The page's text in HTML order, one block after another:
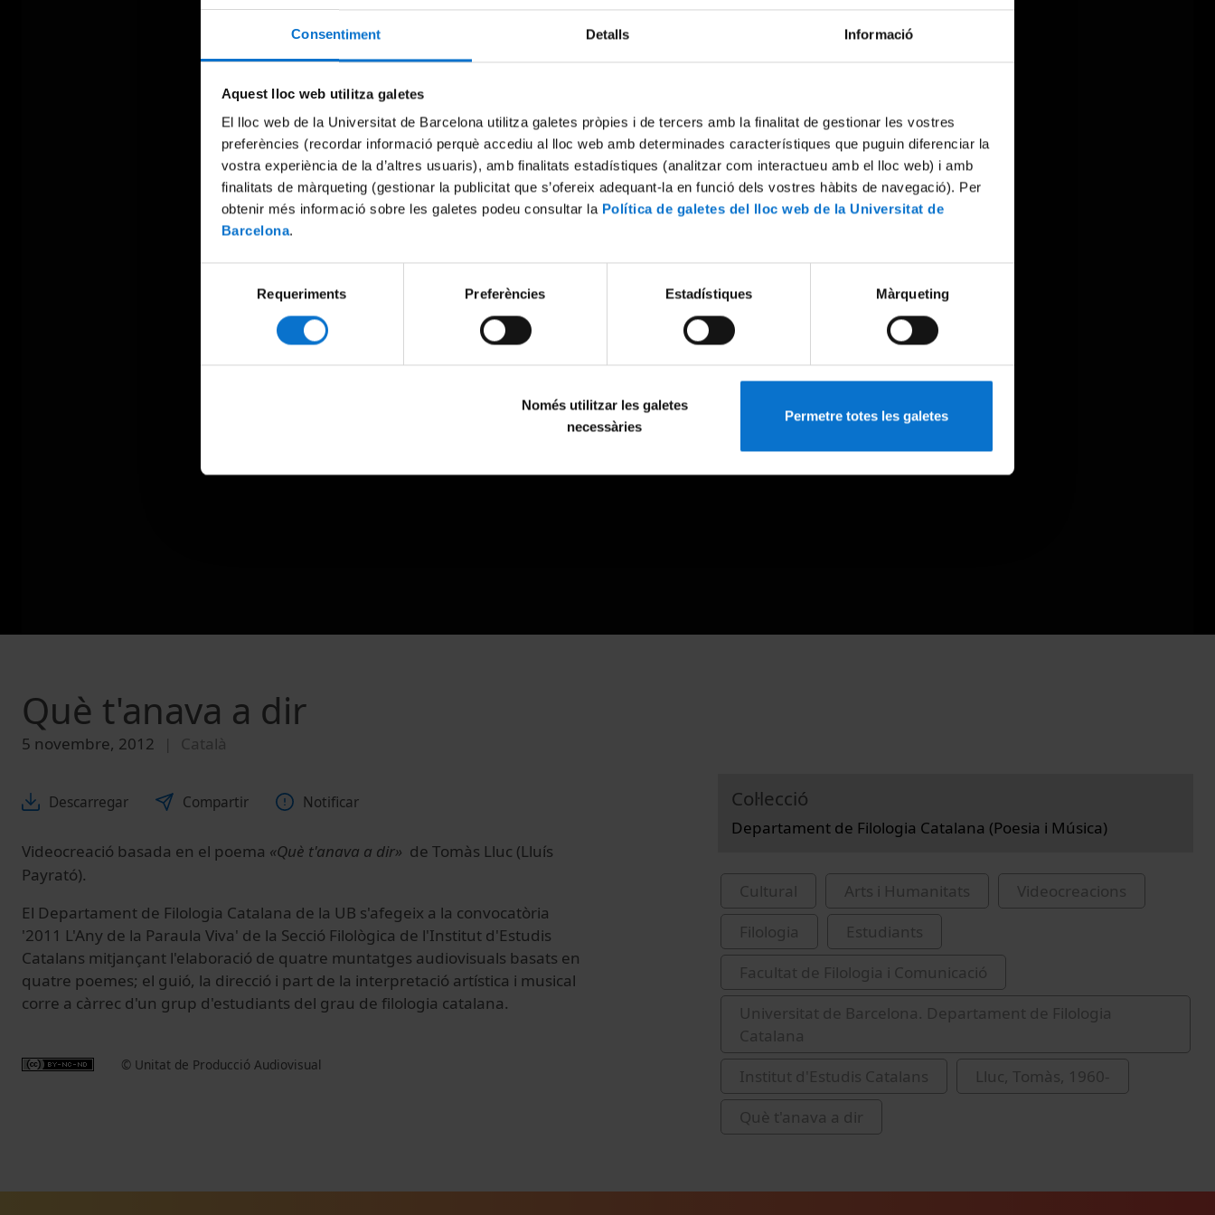
Consentiment Detalls Informació
Aquest lloc web utilitza galetes
El lloc web de la Universitat de Barcelona utilitza galetes pròpies i de tercers amb la finalitat de gestionar les vostres
preferències (recordar informació perquè accediu al lloc web amb determinades característiques que puguin diferenciar la
vostra experiència de la d’altres usuaris), amb finalitats estadístiques (analitzar com interactueu amb el lloc web) i amb
finalitats de màrqueting (gestionar la publicitat que s’ofereix adequant-la en funció dels vostres hàbits de navegació). Per
obtenir més informació sobre les galetes podeu consultar la Política de galetes del lloc web de la Universitat de
Barcelona.
Requeriments Preferències Estadístiques Màrqueting
Només utilitzar les galetes
necessàries
Permetre totes les galetes
Què t'anava a dir
5 novembre, 2012 Català
Descarregar Compartir Notificar
Videocreació basada en el poema «Què t'anava a dir» de Tomàs Lluc (Lluís
Payrató).
El Departament de Filologia Catalana de la UB s'afegeix a la convocatòria
'2011 L'Any de la Paraula Viva' de la Secció Filològica de l'Institut d'Estudis
Catalans mitjançant l'elaboració de quatre muntatges audiovisuals basats en
quatre poemes; el guió, la direcció i part de la interpretació artística i musical
corre a càrrec d'un grup d'estudiants del grau de filologia catalana.
© Unitat de Producció Audiovisual
Col·lecció
Departament de Filologia Catalana (Poesia i Música)
Cultural Arts i Humanitats
Videocreacions
Filologia
Estudiants
Facultat de Filologia i Comunicació
Universitat de Barcelona. Departament de Filologia
Catalana
Institut d'Estudis Catalans
Lluc, Tomàs, 1960-
Què t'anava a dir